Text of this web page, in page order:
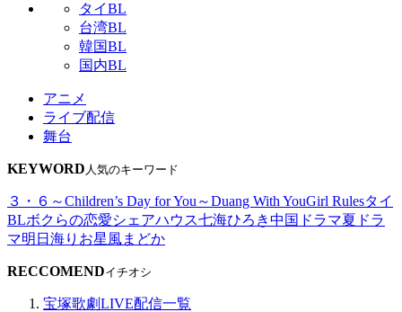
タイBL
台湾BL
韓国BL
国内BL
アニメ
ライブ配信
舞台
KEYWORD 人気のキーワード
３・６～Children’s Day for You～Duang With YouGirl Rulesタイ
BLボクらの恋愛シェアハウス七海ひろき中国ドラマ夏ドラ
マ明日海りお星風まどか
RECCOMENDイチオシ
宝塚歌劇LIVE配信一覧